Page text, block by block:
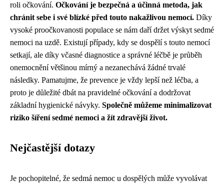
roli očkování. Očkování je bezpečná a účinná metoda, jak
chránit sebe i své blízké před touto nakažlivou nemocí. Díky
vysoké proočkovanosti populace se nám daří držet výskyt sedmé
nemoci na uzdě. Existují případy, kdy se dospělí s touto nemocí
setkají, ale díky včasné diagnostice a správné léčbě je průběh
onemocnění většinou mírný a nezanechává žádné trvalé
následky. Pamatujme, že prevence je vždy lepší než léčba, a
proto je důležité dbát na pravidelné očkování a dodržovat
základní hygienické návyky. Společně můžeme minimalizovat
riziko šíření sedmé nemoci a žít zdravější život.
Nejčastější dotazy
Je pochopitelné, že sedmá nemoc u dospělých může vyvolávat